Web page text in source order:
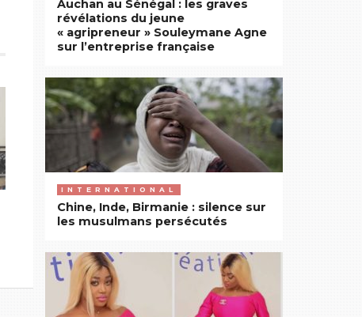
Auchan au Sénégal : les graves
révélations du jeune
« agripreneur » Souleymane Agne
sur l’entreprise française
INTERNATIONAL
Chine, Inde, Birmanie : silence sur
les musulmans persécutés